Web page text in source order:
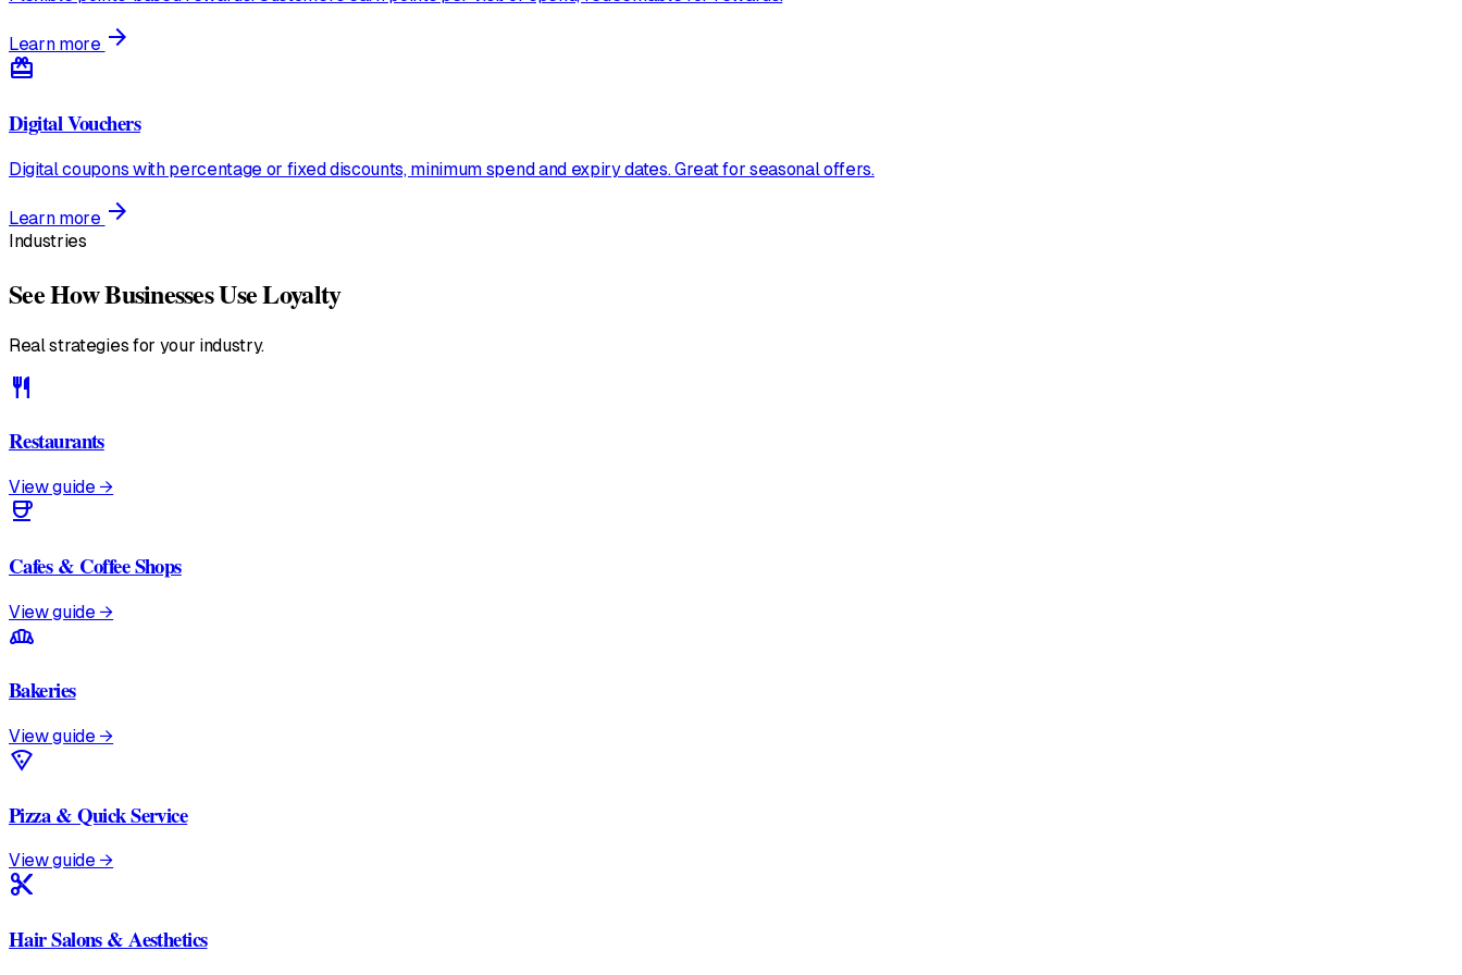
Learn more arrow_forward
redeem
Digital Vouchers
Digital coupons with percentage or fixed discounts, minimum spend and expiry dates. Great for seasonal offers.
Learn more arrow_forward
Industries
See How Businesses Use Loyalty
Real strategies for your industry.
restaurant
Restaurants
View guide →
coffee
Cafes & Coffee Shops
View guide →
bakery_dining
Bakeries
View guide →
local_pizza
Pizza & Quick Service
View guide →
content_cut
Hair Salons & Aesthetics